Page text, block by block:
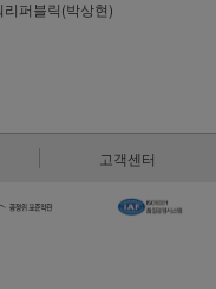
리퍼블릭(박상현)
고객센터